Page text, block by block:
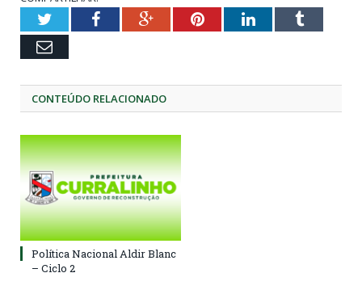
TwitterFacebookGoogle+PinterestLinkedInTumblr
Email
CONTEÚDO RELACIONADO
Política Nacional Aldir Blanc
– Ciclo 2